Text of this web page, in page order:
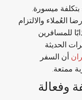
ميسورة.
والالتزام
للمسافرين
الحديثة
أن السفر
ممتعة.
وفعالة